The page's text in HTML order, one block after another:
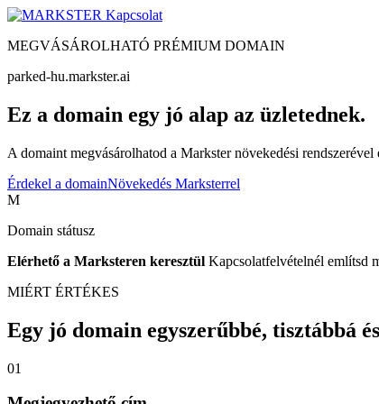
Kapcsolat
MEGVÁSÁROLHATÓ PRÉMIUM DOMAIN
parked-hu.markster.ai
Ez a domain egy jó alap az üzletednek.
A domaint megvásárolhatod a Markster növekedési
Érdekel a domainNövekedés Marksterrel
M
Domain státusz
Elérhető a Marksteren keresztül Kapcsolatfelvételnél említsd
MIÉRT ÉRTÉKES
Egy jó domain egyszerűbbé, tisztábbá
01